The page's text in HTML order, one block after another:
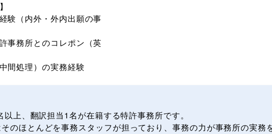
験（内外・外内出願の事
事務所とのコレポン（英
間処理）の実務経験
上、翻訳担当1名が在籍する特許事務所です。
のほとんどを事務スタッフが担っており、事務の力が事務所の実務